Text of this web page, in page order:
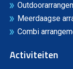
Meerdaagse
Combi
Activiteiten